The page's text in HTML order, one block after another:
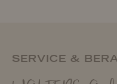
SERVICE &